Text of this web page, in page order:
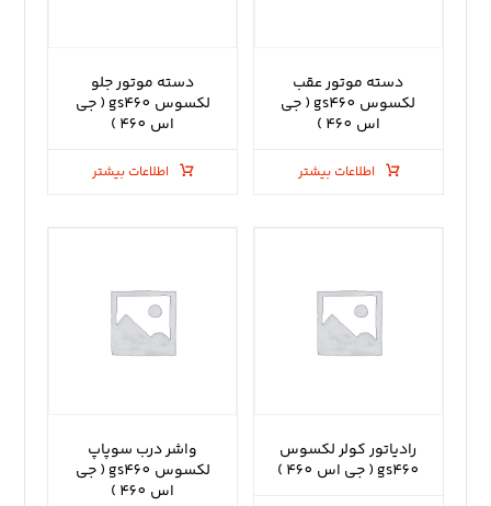
دسته موتور عقب
لکسوس gs460 ( جی
اس 460 )
اطلاعات بیشتر
دسته موتور جلو
لکسوس gs460 ( جی
اس 460 )
اطلاعات بیشتر
رادیاتور کولر لکسوس
gs460 ( جی اس 460 )
واشر درب سوپاپ
لکسوس gs460 ( جی
اس 460 )